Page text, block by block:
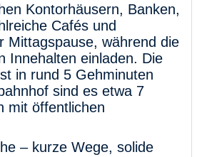
Kontorhäusern, Banken,
Cafés und
Mittagspause, während die
Innehalten einladen. Die
in rund 5 Gehminuten
sind es etwa 7
mit öffentlichen
– kurze Wege, solide